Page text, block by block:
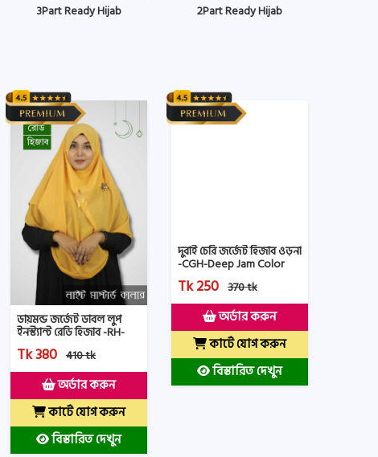
3Part Ready Hijab 2Part Ready Hijab
ডায়মন্ড জর্জেট ডাবল লুপ
ইনস্ট্যান্ট রেডি হিজাব -RH-
Lite Mustered Color
Tk 380 410 tk
অর্ডার করুন
কার্টে যোগ করুন
বিস্তারিত দেখুন
দুবাই চেরি জর্জেট হিজাব ওড়না
-CGH-Deep Jam Color
Tk 250 370 tk
অর্ডার করুন
কার্টে যোগ করুন
বিস্তারিত দেখুন